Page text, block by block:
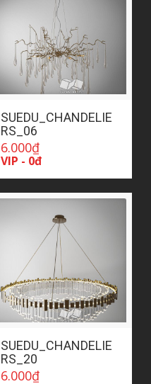
SUEDU_CHANDELIE
RS_06
6.000₫
VIP - 0đ
SUEDU_CHANDELIE
RS_20
6.000₫